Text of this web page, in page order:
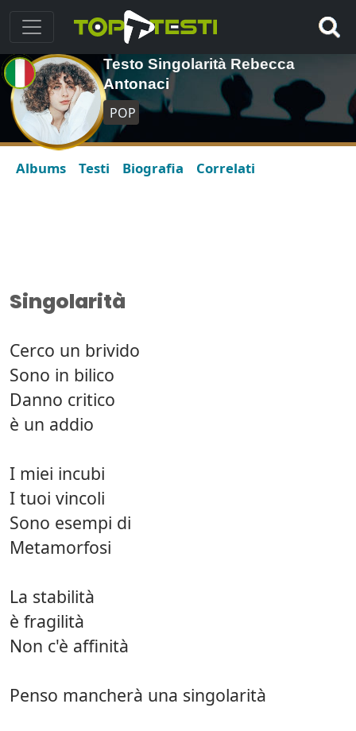
Testo Singolarità Rebecca
Antonaci
POP
Albums Testi Biografia Correlati
Singolarità
Cerco un brivido
Sono in bilico
Danno critico
è un addio
I miei incubi
I tuoi vincoli
Sono esempi di
Metamorfosi
La stabilità
è fragilità
Non c'è affinità
Penso mancherà una singolarità